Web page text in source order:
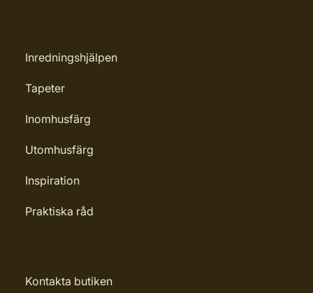
Inredningshjälpen
Tapeter
Inomhusfärg
Utomhusfärg
Inspiration
Praktiska råd
Kontakta butiken